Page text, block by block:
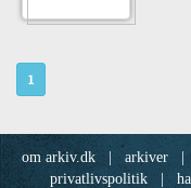
1
om arkiv.dk arkiver
privatlivspolitik